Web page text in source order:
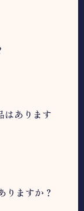
はあります
りますか？